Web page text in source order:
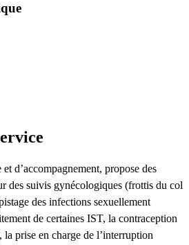
d’accompagnement, propose des
des suivis gynécologiques (frottis du col
des infections sexuellement
de certaines IST, la contraception
prise en charge de l’interruption